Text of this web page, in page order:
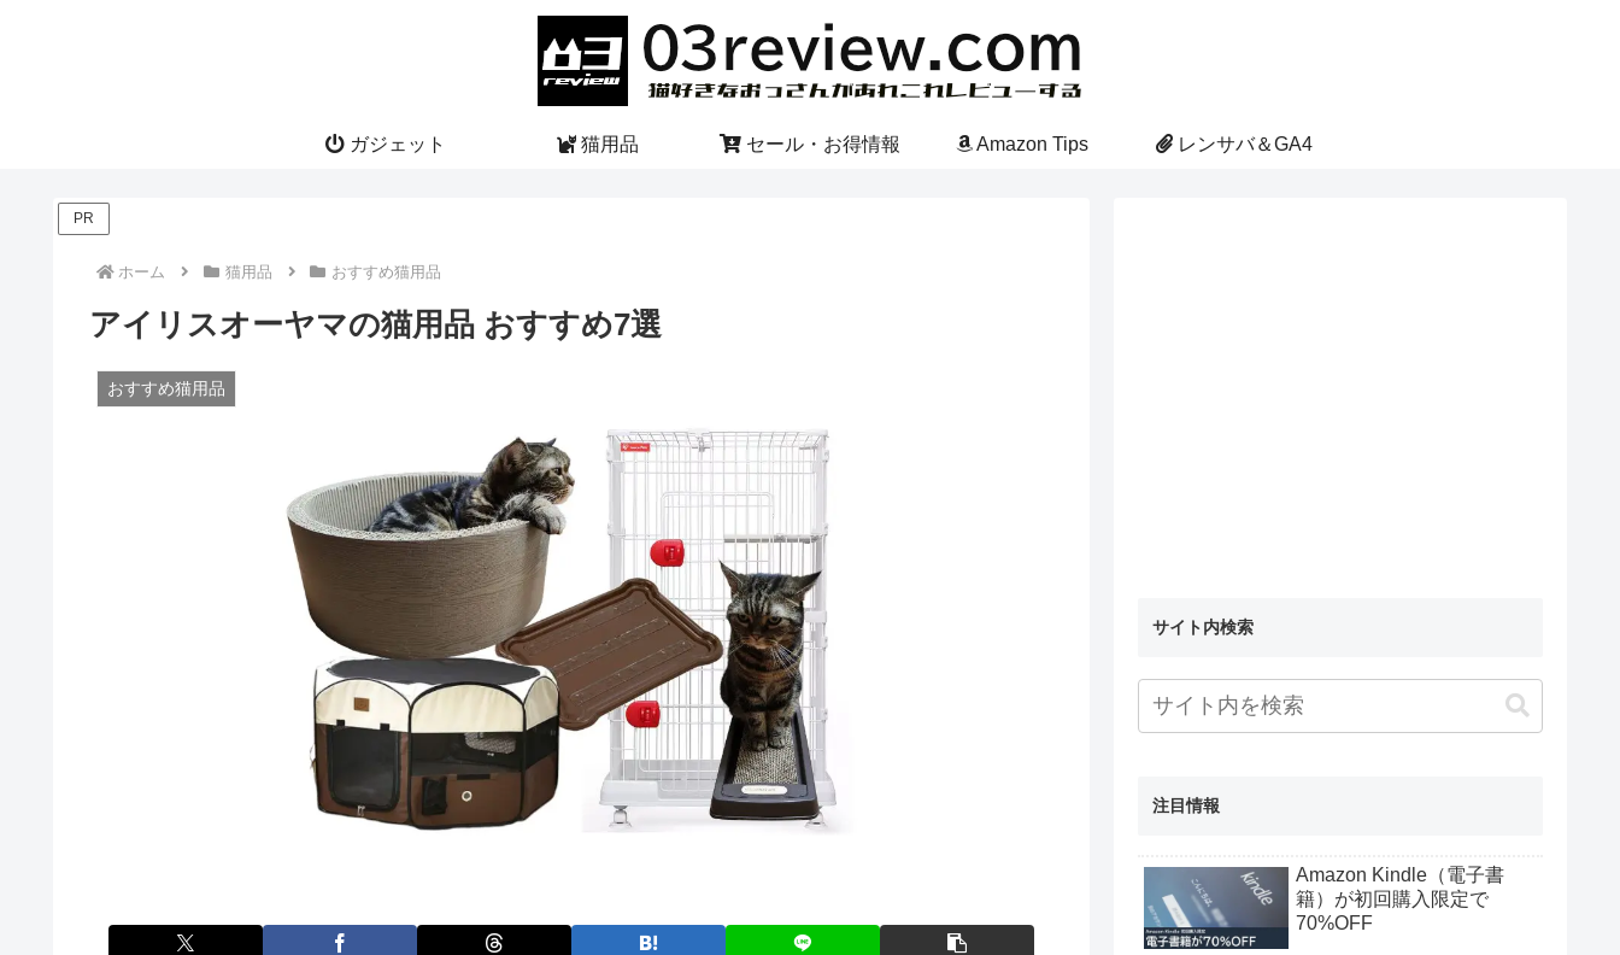
ガジェット 猫用品 セール・お得情報 Amazon Tips レンサバ＆GA4
PR
ホーム 猫用品 おすすめ猫用品
アイリスオーヤマの猫用品 おすすめ7選
おすすめ猫用品
サイト内検索
注目情報
Amazon Kindle（電子書
籍）が初回購入限定で
70%OFF